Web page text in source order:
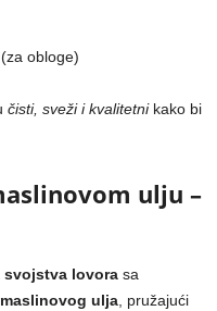
(za obloge)
čisti, sveži i kvalitetnikako bi
ulju –
lovora sa
ulja, pružajući